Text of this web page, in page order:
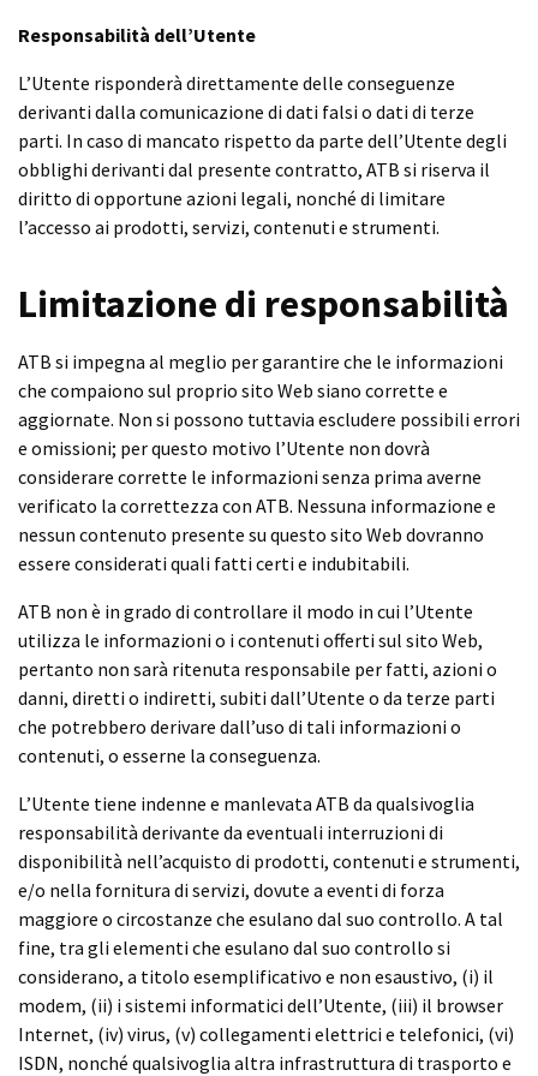
Responsabilità dell’Utente
L’Utente risponderà direttamente delle conseguenze
derivanti dalla comunicazione di dati falsi o dati di terze
parti. In caso di mancato rispetto da parte dell’Utente degli
obblighi derivanti dal presente contratto, ATB si riserva il
diritto di opportune azioni legali, nonché di limitare
l’accesso ai prodotti, servizi, contenuti e strumenti.
Limitazione di responsabilità
ATB si impegna al meglio per garantire che le informazioni
che compaiono sul proprio sito Web siano corrette e
aggiornate. Non si possono tuttavia escludere possibili errori
e omissioni; per questo motivo l’Utente non dovrà
considerare corrette le informazioni senza prima averne
verificato la correttezza con ATB. Nessuna informazione e
nessun contenuto presente su questo sito Web dovranno
essere considerati quali fatti certi e indubitabili.
ATB non è in grado di controllare il modo in cui l’Utente
utilizza le informazioni o i contenuti offerti sul sito Web,
pertanto non sarà ritenuta responsabile per fatti, azioni o
danni, diretti o indiretti, subiti dall’Utente o da terze parti
che potrebbero derivare dall’uso di tali informazioni o
contenuti, o esserne la conseguenza.
L’Utente tiene indenne e manlevata ATB da qualsivoglia
responsabilità derivante da eventuali interruzioni di
disponibilità nell’acquisto di prodotti, contenuti e strumenti,
e/o nella fornitura di servizi, dovute a eventi di forza
maggiore o circostanze che esulano dal suo controllo. A tal
fine, tra gli elementi che esulano dal suo controllo si
considerano, a titolo esemplificativo e non esaustivo, (i) il
modem, (ii) i sistemi informatici dell’Utente, (iii) il browser
Internet, (iv) virus, (v) collegamenti elettrici e telefonici, (vi)
ISDN, nonché qualsivoglia altra infrastruttura di trasporto e